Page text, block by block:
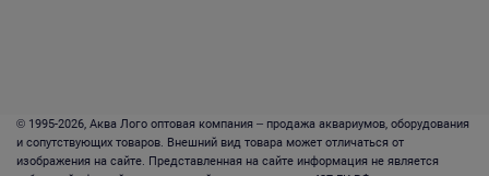
© 1995-2026, Аква Лого оптовая компания – продажа аквариумов, оборудования
и сопутствующих товаров. Внешний вид товара может отличаться от
изображения на сайте. Представленная на сайте информация не является